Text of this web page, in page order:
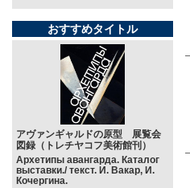
おすすめタイトル
アヴァンギャルドの原型 展覧会
図録（トレチヤコフ美術館刊）
Архетипы авангарда. Каталог
выставки./ текст. И. Вакар, И.
Кочергина.